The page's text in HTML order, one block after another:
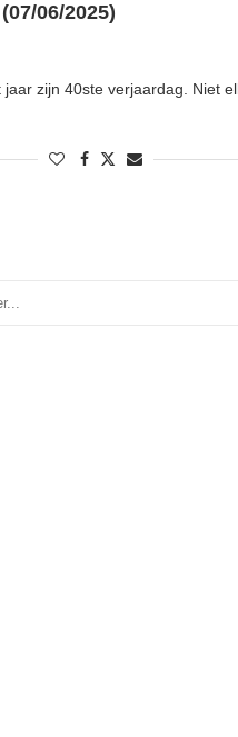
06/2025)
jaar zijn 40ste verjaardag. Niet